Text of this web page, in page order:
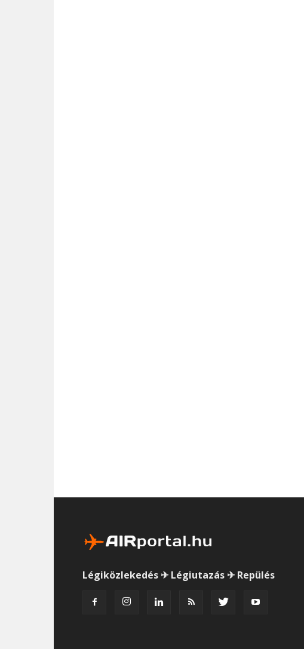
Légiközlekedés ✈ Légiutazás ✈ Repülés